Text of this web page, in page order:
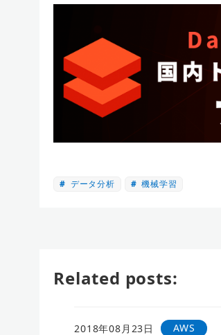
データ分析 機械学習
Related posts:
2018年08月23日 AWS